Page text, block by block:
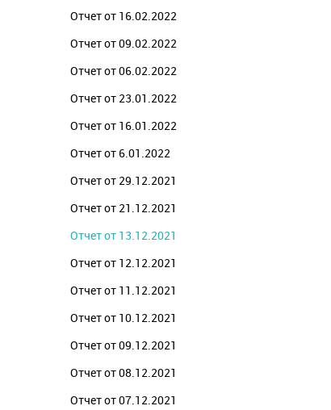
Отчет от 16.02.2022
Отчет от 09.02.2022
Отчет от 06.02.2022
Отчет от 23.01.2022
Отчет от 16.01.2022
Отчет от 6.01.2022
Отчет от 29.12.2021
Отчет от 21.12.2021
Отчет от 13.12.2021
Отчет от 12.12.2021
Отчет от 11.12.2021
Отчет от 10.12.2021
Отчет от 09.12.2021
Отчет от 08.12.2021
Отчет от 07.12.2021